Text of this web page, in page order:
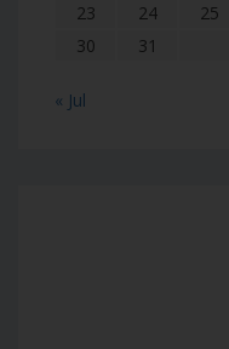
23
24 25
30
31
« Jul